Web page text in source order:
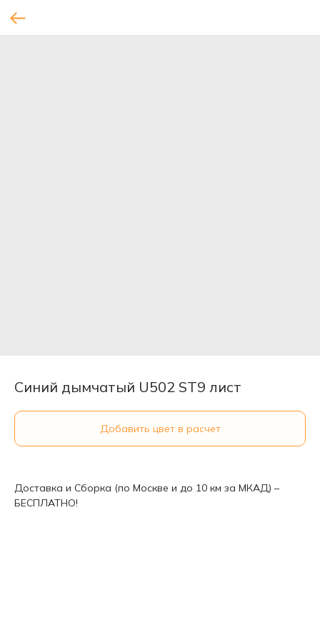
Синий дымчатый U502 ST9 лист
Добавить цвет в расчет
Доставка и Сборка (по Москве и до 10 км за МКАД) –
БЕСПЛАТНО!